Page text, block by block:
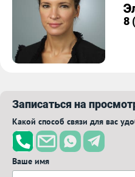
8
Записаться на
Какой способ связи для вас
Ваше имя